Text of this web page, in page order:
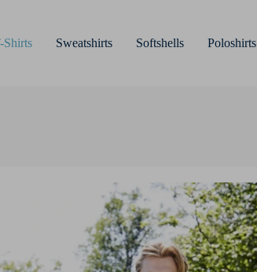
Shirts Sweatshirts Softshells Poloshirts